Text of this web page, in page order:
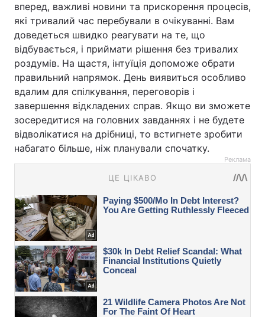
вперед, важливі новини та прискорення процесів,
які тривалий час перебували в очікуванні. Вам
доведеться швидко реагувати на те, що
відбувається, і приймати рішення без тривалих
роздумів. На щастя, інтуїція допоможе обрати
правильний напрямок. День виявиться особливо
вдалим для спілкування, переговорів і
завершення відкладених справ. Якщо ви зможете
зосередитися на головних завданнях і не будете
відволікатися на дрібниці, то встигнете зробити
набагато більше, ніж планували спочатку.
Реклама